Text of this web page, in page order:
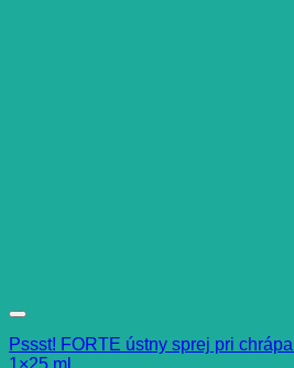
Pssst! FORTE ústny sprej pri
1×25 ml